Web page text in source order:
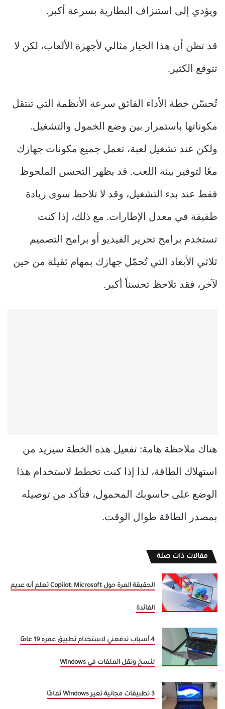
ويؤدي إلى استنزاف البطارية بسرعة أكبر.
قد تظن أن هذا الخيار مثالي لأجهزة الألعاب، لكن لا
تتوقع الكثير.
تُحسّن خطة الأداء الفائق سرعة الأنظمة التي تنتقل
مكوناتها باستمرار بين وضع الخمول والتشغيل.
ولكن عند تشغيل لعبة، تعمل جميع مكونات جهازك
معًا لتوفير بيئة اللعب. قد يظهر التحسن الملحوظ
فقط عند بدء التشغيل، وقد لا تلاحظ سوى زيادة
طفيفة في معدل الإطارات. مع ذلك، إذا كنت
تستخدم برامج تحرير الفيديو أو برامج التصميم
ثلاثي الأبعاد التي تُحمّل جهازك بمهام ثقيلة من حين
لآخر، فقد تلاحظ تحسناً أكبر.
هناك ملاحظة هامة: تفعيل هذه الخطة سيزيد من
استهلاك الطاقة، لذا إذا كنت تخطط لاستخدام هذا
الوضع على حاسوبك المحمول، فتأكد من توصيله
بمصدر الطاقة طوال الوقت.
مقالات ذات صلة
الحقيقة المرة حول Copilot: Microsoft تعلم أنه عديم
الفائدة
4 أسباب تدفعني لاستخدام تطبيق عمره 19 عامًا
لنسخ ونقل الملفات في Windows
3 تطبيقات مجانية تغير Windows تمامًا